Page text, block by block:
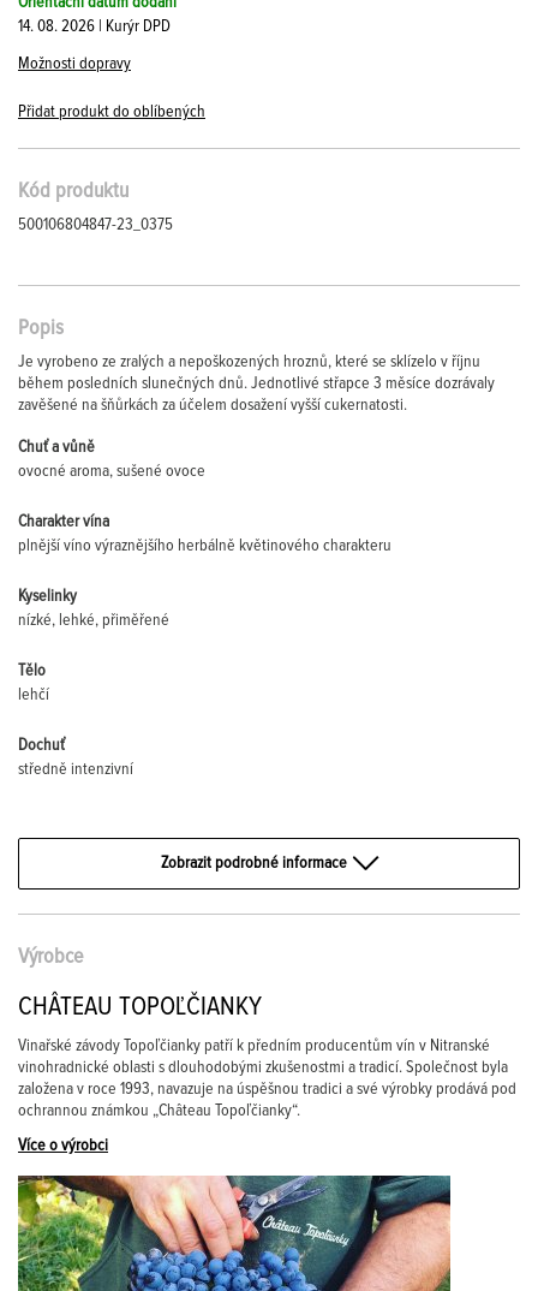
14. 08. 2026 | Kurýr DPD
Možnosti dopravy
Přidat produkt do oblíbených
Kód produktu
500106804847-23_0375
Popis
Je vyrobeno ze zralých a nepoškozených hroznů, které se sklízelo v říjnu
během posledních slunečných dnů. Jednotlivé střapce 3 měsíce dozrávaly
zavěšené na šňůrkách za účelem dosažení vyšší cukernatosti.
Chuť a vůně
ovocné aroma, sušené ovoce
Charakter vína
plnější víno výraznějšího herbálně květinového charakteru
Kyselinky
nízké, lehké, přiměřené
Tělo
lehčí
Dochuť
středně intenzivní
Zobrazit podrobné informace
Výrobce
CHÂTEAU TOPOĽČIANKY
Vinařské závody Topoľčianky patří k předním producentům vín v Nitranské
vinohradnické oblasti s dlouhodobými zkušenostmi a tradicí. Společnost byla
založena v roce 1993, navazuje na úspěšnou tradici a své výrobky prodává pod
ochrannou známkou „Château Topoľčianky“.
Více o výrobci